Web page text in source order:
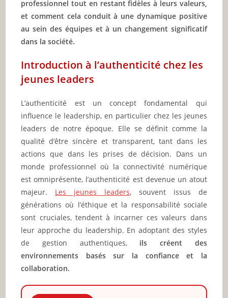
professionnel tout en restant fidèles à leurs valeurs,
et comment cela conduit à une dynamique positive
au sein des équipes et à un changement significatif
dans la société.
Introduction à l’authenticité chez les
jeunes leaders
L’authenticité est un concept fondamental qui
influence le leadership, en particulier chez les jeunes
leaders de notre époque. Elle se définit comme la
qualité d’être sincère et transparent, tant dans les
actions que dans les prises de décision. Dans un
monde professionnel où la connectivité numérique
est omniprésente, l’authenticité est devenue un atout
majeur. Les jeunes leaders, souvent issus de
générations où l’éthique et la responsabilité sociale
sont cruciales, tendent à incarner ces valeurs dans
leur approche du leadership. En adoptant des styles
de gestion authentiques, ils créent des
environnements basés sur la confiance et la
collaboration.